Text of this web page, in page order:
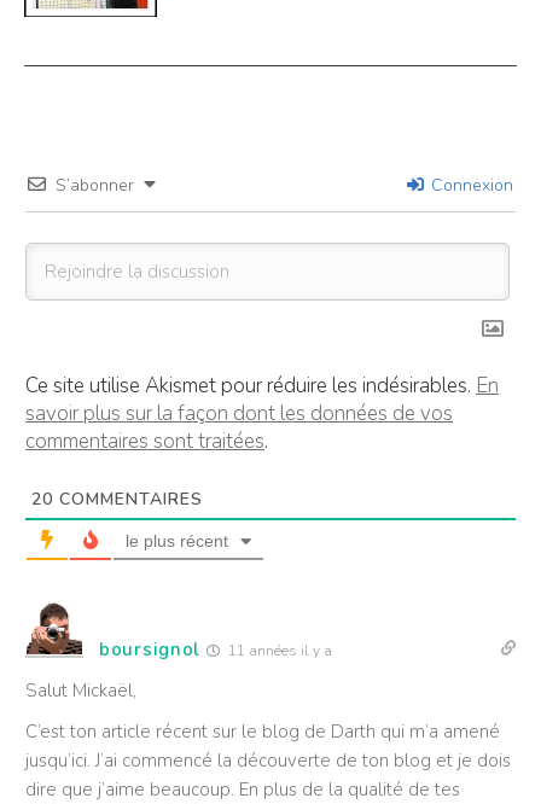
S’abonner Connexion
Ce site utilise Akismet pour réduire les indésirables. En
savoir plus sur la façon dont les données de vos
commentaires sont traitées.
20 COMMENTAIRES
le plus récent
boursignol 11 années il y a
Salut Mickaël,
C’est ton article récent sur le blog de Darth qui m’a amené
jusqu’ici. J’ai commencé la découverte de ton blog et je dois
dire que j’aime beaucoup. En plus de la qualité de tes